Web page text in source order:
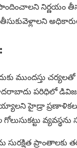
నిర్ణయం
ముందస్తు
పరిధిలో
హైడ్రా
సురక్షిత